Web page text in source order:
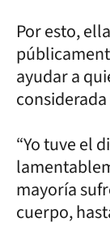
Por esto,
ayudar a
“Yo tuve el
mayoría
cuerpo,